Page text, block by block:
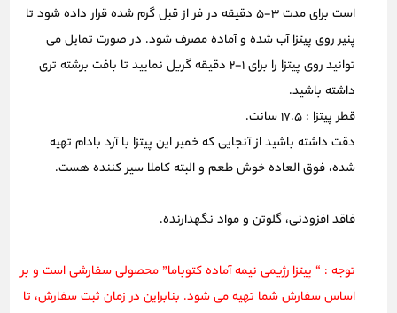
است برای مدت 3-5 دقیقه در فر از قبل گرم شده قرار داده شود تا
پنیر روی پیتزا آب شده و آماده مصرف شود. در صورت تمایل می
توانید روی پیتزا را برای 1-2 دقیقه گریل نمایید تا بافت برشته تری
داشته باشید.
قطر پیتزا : 17.5 سانت.
دقت داشته باشید از آنجایی که خمیر این پیتزا باآرد بادامتهیه
شده، فوق العادهخوش طعمو البتهکاملا سیر کنندههست.
فاقد افزودنی، گلوتن و مواد نگهدارنده.
توجه : “ پیتزا رژیمی نیمه آماده کتوباما” محصولیسفارشیاست و بر
اساس سفارش شما تهیه می شود. بنابراین در زمان ثبت سفارش، تا